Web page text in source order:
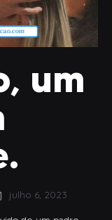
um
julho 6, 2023